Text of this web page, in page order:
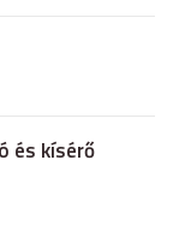
és kísérő